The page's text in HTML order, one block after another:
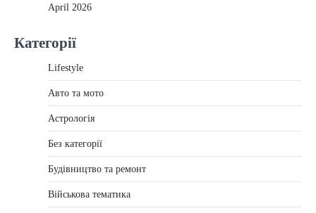
April 2026
Категорії
Lifestyle
Авто та мото
Астрологія
Без категорії
Будівництво та ремонт
Військова тематика